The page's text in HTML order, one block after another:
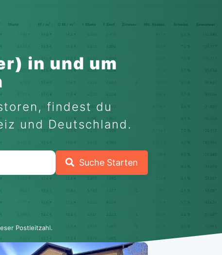
in und um
findest du
und Deutschland.
Suche Starten
Postleitzahl.